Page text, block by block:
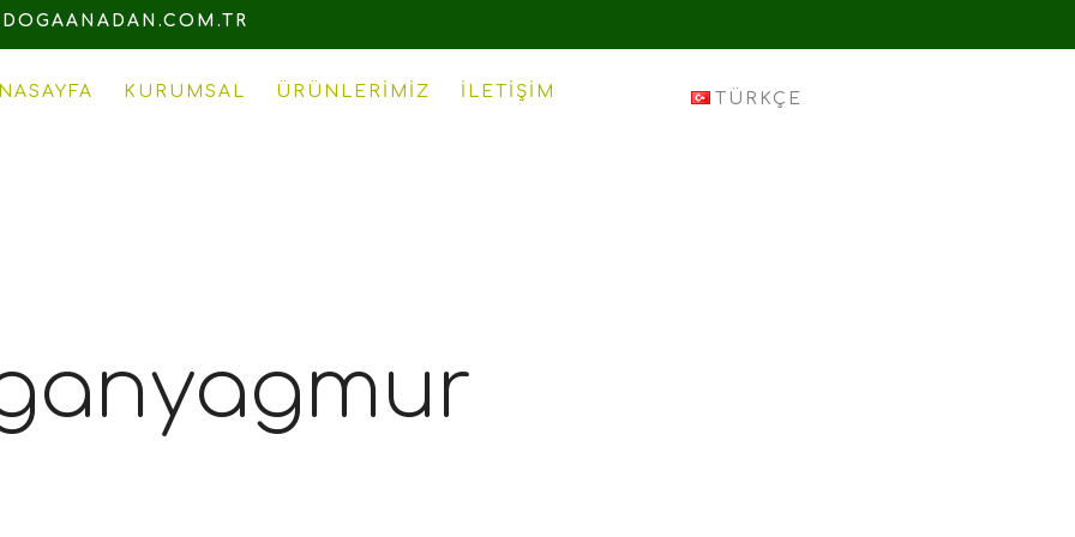
KURUMSAL ÜRÜNLERIMIZ İLETIŞIM TÜRKÇE